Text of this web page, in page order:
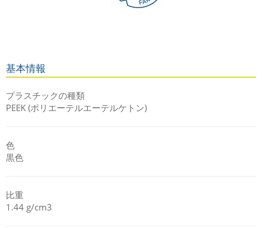
TECAPEEK PVX blackは、RoHS指令（2011/65/EU: 電気・電子
基本情報
プラスチックの種類
PEEK (ポリエーテルエーテルケトン)
色
黒色
比重
1.44 g/cm3